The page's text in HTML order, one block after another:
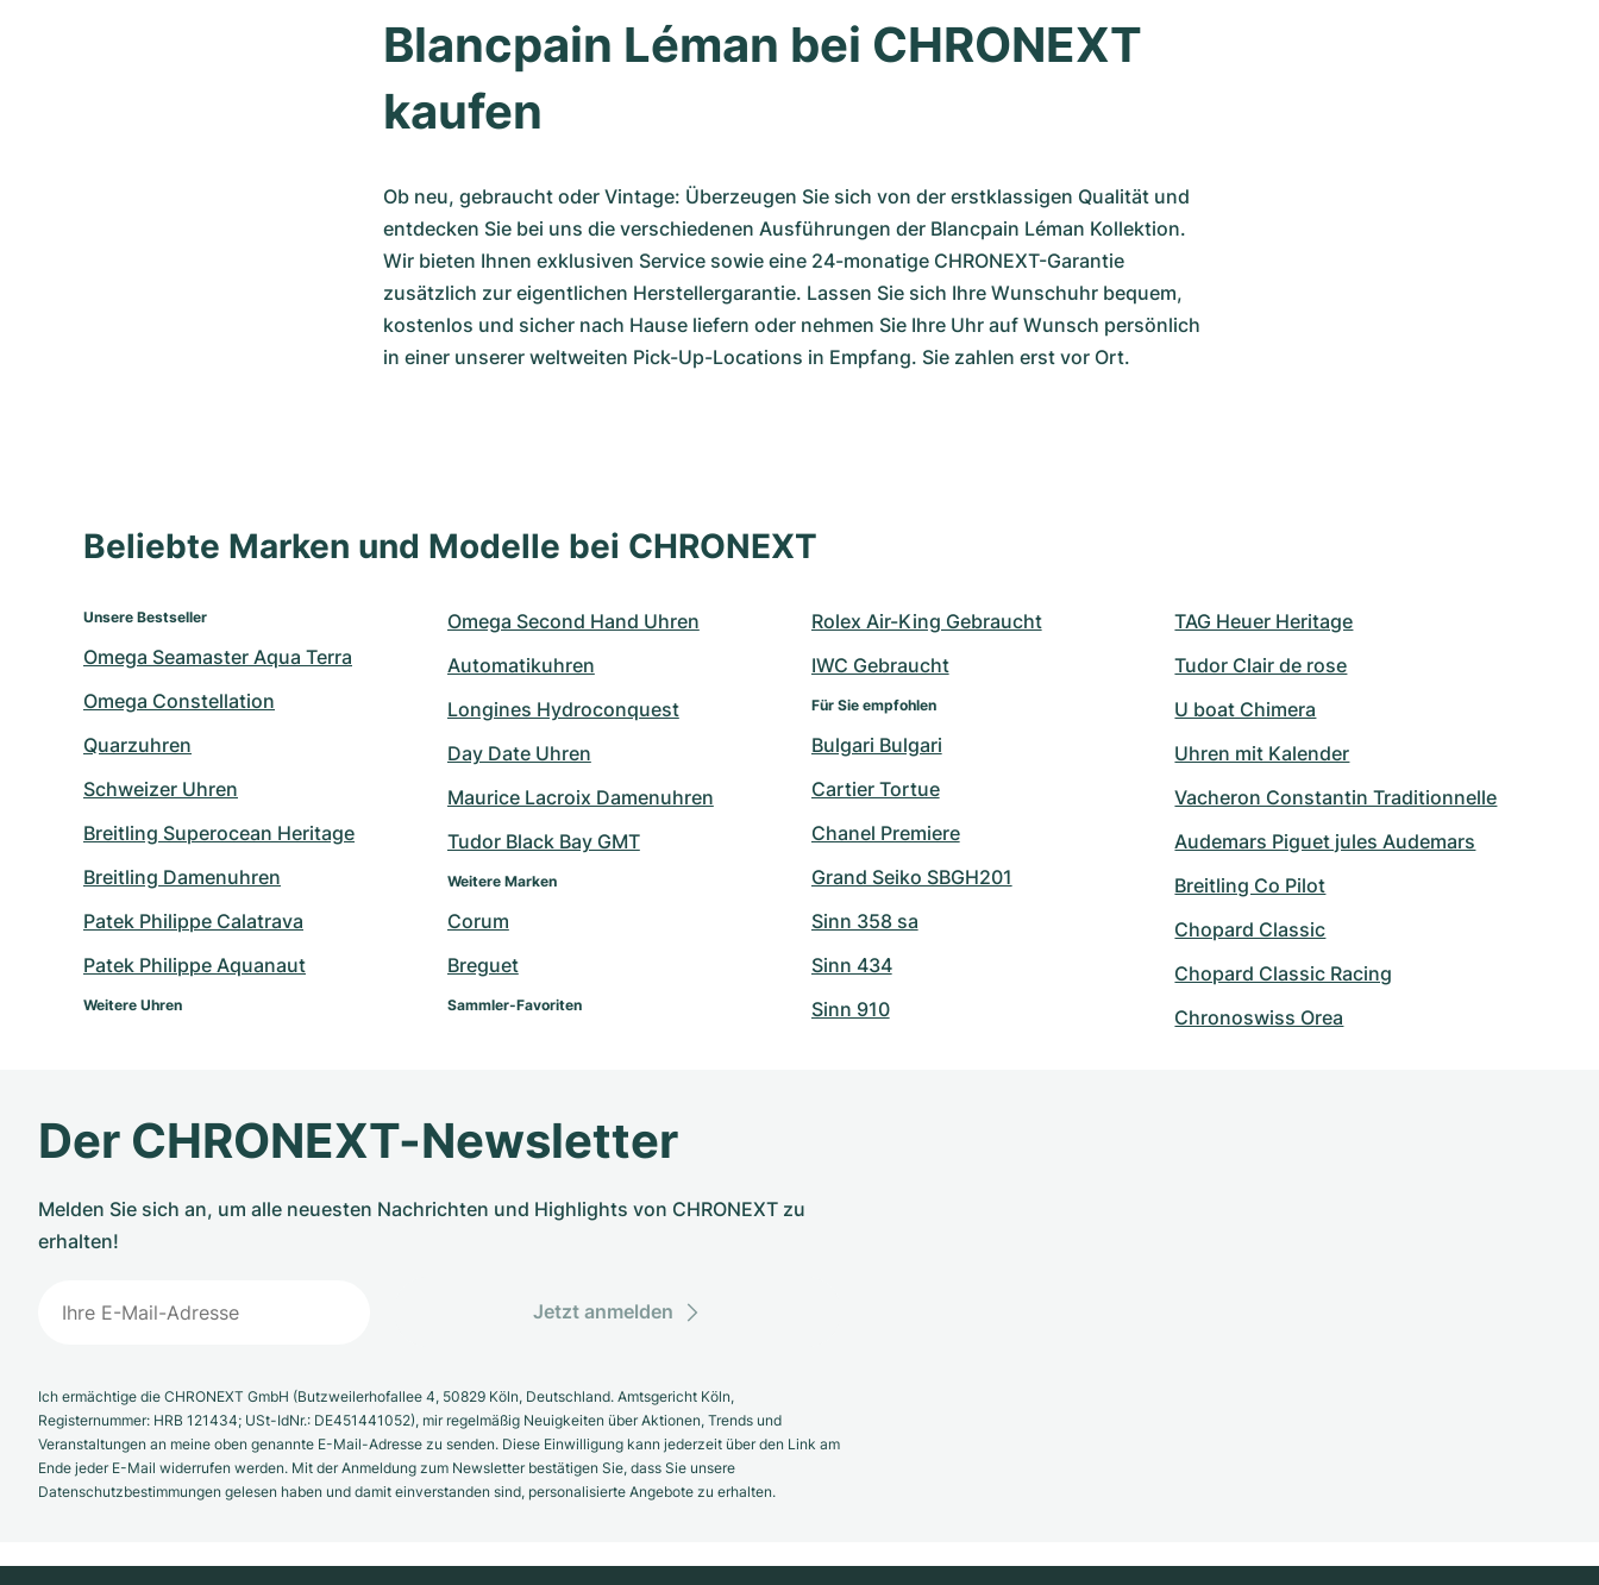
Blancpain Léman bei CHRONEXT
kaufen
Ob neu, gebraucht oder Vintage: Überzeugen Sie sich von der erstklassigen Qualität und
entdecken Sie bei uns die verschiedenen Ausführungen der Blancpain Léman Kollektion.
Wir bieten Ihnen exklusiven Service sowie eine 24-monatige CHRONEXT-Garantie
zusätzlich zur eigentlichen Herstellergarantie. Lassen Sie sich Ihre Wunschuhr bequem,
kostenlos und sicher nach Hause liefern oder nehmen Sie Ihre Uhr auf Wunsch persönlich
in einer unserer weltweiten Pick-Up-Locations in Empfang. Sie zahlen erst vor Ort.
Beliebte Marken und Modelle bei CHRONEXT
Unsere Bestseller
Omega Seamaster Aqua Terra
Omega Constellation
Quarzuhren
Schweizer Uhren
Breitling Superocean Heritage
Breitling Damenuhren
Patek Philippe Calatrava
Patek Philippe Aquanaut
Weitere Uhren
Omega Second Hand Uhren
Automatikuhren
Longines Hydroconquest
Day Date Uhren
Maurice Lacroix Damenuhren
Tudor Black Bay GMT
Weitere Marken
Corum
Breguet
Sammler-Favoriten
Rolex Air-King Gebraucht
IWC Gebraucht
Für Sie empfohlen
Bulgari Bulgari
Cartier Tortue
Chanel Premiere
Grand Seiko SBGH201
Sinn 358 sa
Sinn 434
Sinn 910
TAG Heuer Heritage
Tudor Clair de rose
U boat Chimera
Uhren mit Kalender
Vacheron Constantin Traditionnelle
Audemars Piguet jules Audemars
Breitling Co Pilot
Chopard Classic
Chopard Classic Racing
Chronoswiss Orea
Der CHRONEXT-Newsletter
Melden Sie sich an, um alle neuesten Nachrichten und Highlights von CHRONEXT zu
erhalten!
Jetzt anmelden
Ich ermächtige die CHRONEXT GmbH (Butzweilerhofallee 4, 50829 Köln, Deutschland. Amtsgericht Köln,
Registernummer: HRB 121434; USt-IdNr.: DE451441052), mir regelmäßig Neuigkeiten über Aktionen, Trends und
Veranstaltungen an meine oben genannte E-Mail-Adresse zu senden. Diese Einwilligung kann jederzeit über den Link am
Ende jeder E-Mail widerrufen werden. Mit der Anmeldung zum Newsletter bestätigen Sie, dass Sie unsere
Datenschutzbestimmungen gelesen haben und damit einverstanden sind, personalisierte Angebote zu erhalten.